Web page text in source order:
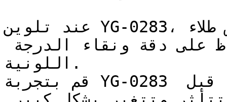
عند تلوين YG-0283، تأكد من استخدام أساس طلاء (Base)
اللونية.
قم بتجربة YG-0283 على مساحة صغيرة أو لوحة عينة قبل